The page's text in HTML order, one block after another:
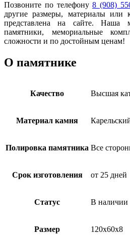
Позвоните по телефону8 (908)
другие размеры, материалы или
представлена на сайте. Наша
памятники, мемориальные
сложности и по достойным ценам!
О памятнике
Качество Высшая
Материал камня
Полировка памятника Все
Срок изготовления от 25 дней
Статус В наличии
Размер 120х60х8